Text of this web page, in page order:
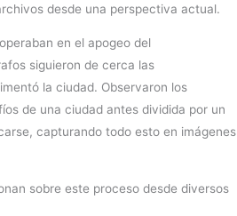
desde una perspectiva actual.
en el apogeo del
siguieron de cerca las
la ciudad. Observaron los
de una ciudad antes dividida por un
capturando todo esto en imágenes
sobre este proceso desde diversos